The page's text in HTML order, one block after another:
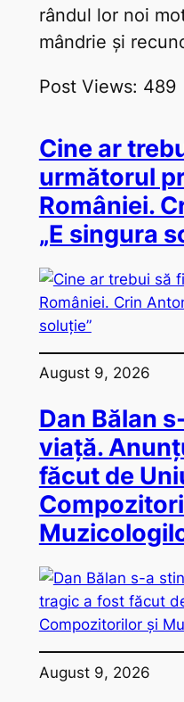
rândul lor noi
mândrie și
Post Views: 489
Cine ar
următorul
României.
„E singura
August 9, 2026
Dan Bălan
viață.
făcut de
August 9, 2026